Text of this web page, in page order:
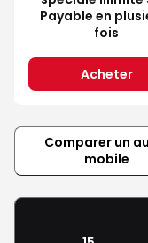
Payable en
fois
Acheter
Comparer un
mobile